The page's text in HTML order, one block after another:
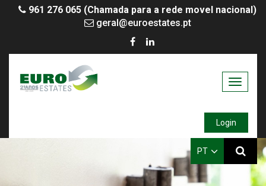
961 276 065 (Chamada para a rede movel nacional)
geral@euroestates.pt
Toggle
Login
PT